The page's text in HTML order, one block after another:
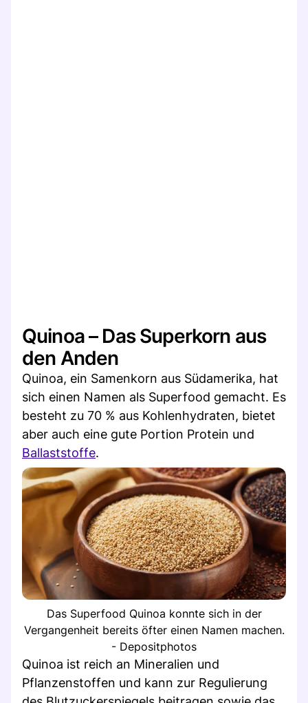
Quinoa – Das Superkorn aus
den Anden
Quinoa, ein Samenkorn aus Südamerika, hat
sich einen Namen als Superfood gemacht. Es
besteht zu 70 % aus Kohlenhydraten, bietet
aber auch eine gute Portion Protein und
Ballaststoffe.
Das Superfood Quinoa konnte sich in der
Vergangenheit bereits öfter einen Namen machen.
- Depositphotos
Quinoa ist reich an Mineralien und
Pflanzenstoffen und kann zur Regulierung